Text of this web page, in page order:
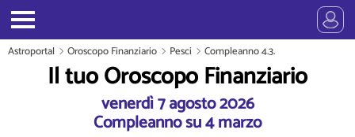
Astroportal Oroscopo Finanziario Pesci Compleanno 4.3.
Il tuo Oroscopo Finanziario
venerdì 7 agosto 2026
Compleanno su 4 marzo